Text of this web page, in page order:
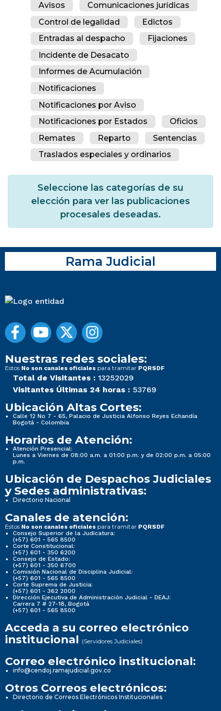
Avisos
Comunicaciones jurídicas
Control de legalidad
Edictos
Entradas al despacho
Fijaciones
Incidente de Desacato
Informes de Acumulación
Notificaciones
Notificaciones por Aviso
Notificaciones por Estados
Oficios
Remates
Reparto
Sentencias
Traslados especiales y ordinarios
Seleccione las categorías de su
elección para ver las publicaciones
procesales deseadas.
Rama Judicial
Nuestras redes sociales:
Estos No son canales oficiales para tramitar PQRSDF
Total de Visitantes : 13252029
Visitantes Últimas 24 horas : 53769
Ubicación Altas Cortes:
Calle 12 No 7 - 65, Palacio de Justicia Alfonso Reyes Echandía
Bogotá - Colombia
Horarios de Atención:
Atención Presencial:
Lunes a Viernes de 08:00 a.m. a 01:00 p.m. y de 02:00 p.m. a 05:00
p.m.
Ubicación de Despachos Judiciales
y Sedes administrativas:
Directorio Nacional
Canales de atención:
Estos No son canales oficiales para tramitar PQRSDF
Consejo Superior de la Judicatura:
(+57) 601 - 565 8500
Corte Constitucional:
(+57) 601 - 350 6200
Consejo de Estado:
(+57) 601 - 350 6700
Comisión Nacional de Disciplina Judicial:
(+57) 601 - 565 8500
Corte Suprema de Justicia:
(+57) 601 - 362 2000
Dirección Ejecutiva de Administración Judicial - DEAJ:
Carrera 7 # 27-18, Bogotá
(+57) 601 - 565 8500
Acceda a su correo electrónico
institucional (Servidores Judiciales)
Correo electrónico institucional:
info@cendoj.ramajudicial.gov.co
Otros Correos electrónicos:
Directorio de Correos Electrónicos Institucionales